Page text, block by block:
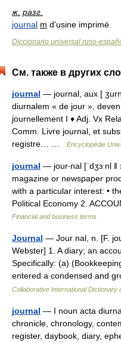
ж. разг.
journal m d'usine imprimé
Diccionario universal ruso-
См. также в других
journal — journal, aux [
diurnalem « de jour »,
journellement I ♦ Adj. Vx
Comm. Livre journal, et
registre… …
Encyclopédie
journal — jour‧nal [ˈdʒɜːnl
magazine or newspaper
with a particular interest: •
Political Economy 2.
Financial and business terms
Journal — Jour nal, n. [F.
Webster] 1. A diary; an
Specifically: (a)
entered a condensed and
Collaborative International Dictionary
journal — I noun acta
chronicle, chronology,
register, daybook, diary,